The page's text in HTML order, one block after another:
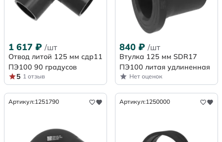
1 617 ₽ /шт
Отвод литой 125 мм сдр11
ПЭ100 90 градусов
5 1 отзыв
840 ₽ /шт
Втулка 125 мм SDR17
ПЭ100 литая удлиненная
Нет оценок
Артикул:1251790 Артикул:1250000